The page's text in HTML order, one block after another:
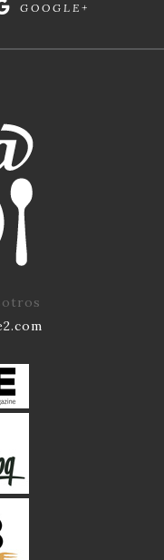
GOOGLE+